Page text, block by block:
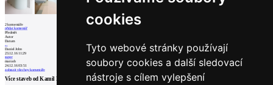
cookies
Tyto webové stránky používají
soubory cookies a další sledovací
nástroje s cílem vylepšení
2komentáře
přidat komentář
Předmět
Autor
Datum
...
Daniel John
23.12.16 11:29
super
maroob
24.12.16 03:51
zobrazit všechny komentáře
Více staveb odKamil Mrva Architects